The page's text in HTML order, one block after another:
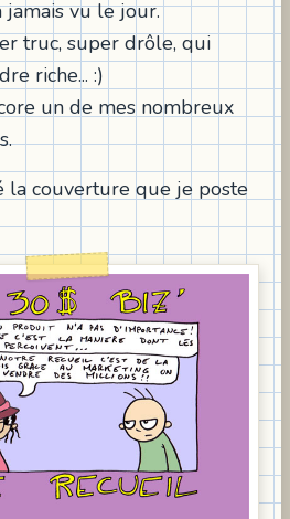
vu le jour.
truc, super drôle, qui
riche... :)
un de mes nombreux
la couverture que je poste